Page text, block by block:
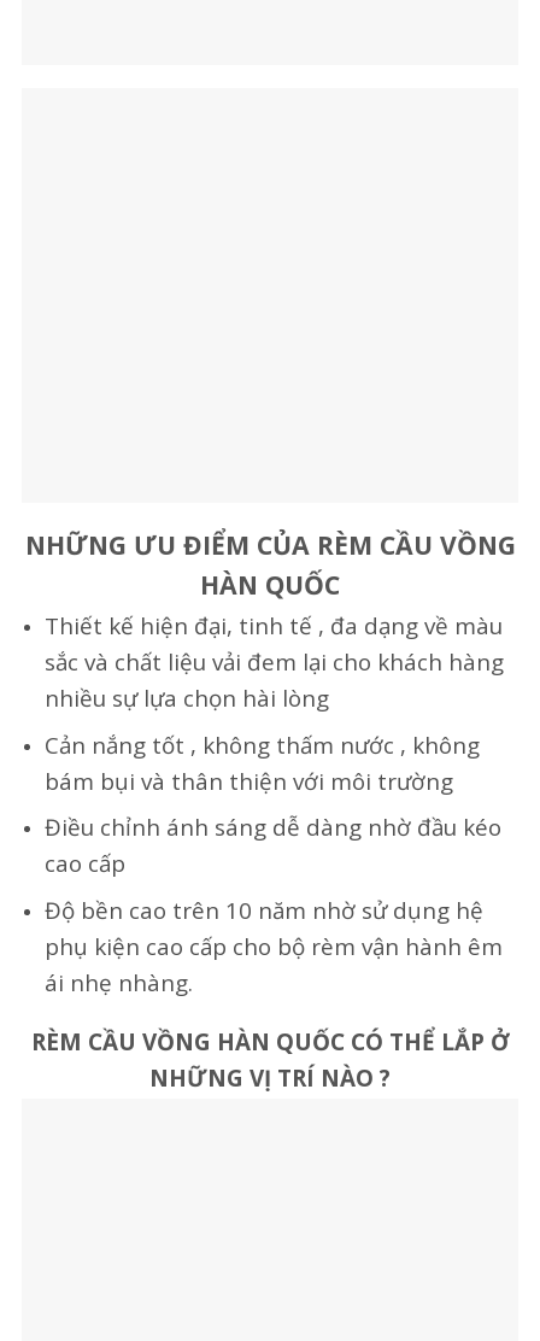
NHỮNG ƯU ĐIỂM CỦA RÈM CẦU VỒNG
HÀN QUỐC
Thiết kế hiện đại, tinh tế , đa dạng về màu
sắc và chất liệu vải đem lại cho khách hàng
nhiều sự lựa chọn hài lòng
Cản nắng tốt , không thấm nước , không
bám bụi và thân thiện với môi trường
Điều chỉnh ánh sáng dễ dàng nhờ đầu kéo
cao cấp
Độ bền cao trên 10 năm nhờ sử dụng hệ
phụ kiện cao cấp cho bộ rèm vận hành êm
ái nhẹ nhàng.
RÈM CẦU VỒNG HÀN QUỐC CÓ THỂ LẮP Ở
NHỮNG VỊ TRÍ NÀO ?